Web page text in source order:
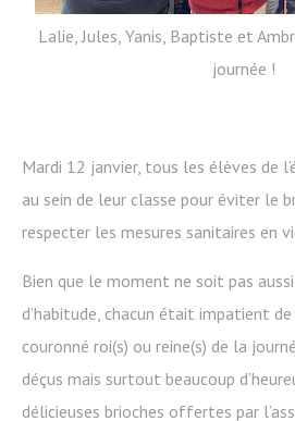
Lalie, Jules, Yanis, Baptiste et
journée !
Mardi 12 janvier, tous les élèves de
au sein de leur classe pour éviter le
respecter les mesures sanitaires en
Bien que le moment ne soit pas
d’habitude, chacun était impatient
couronné roi(s) ou reine(s) de la
déçus mais surtout beaucoup
délicieuses brioches offertes par